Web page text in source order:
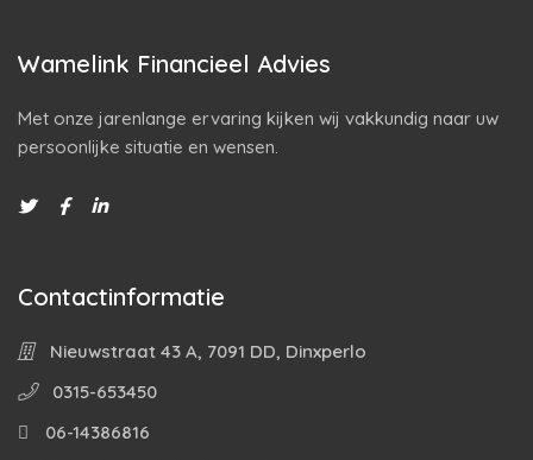
Wamelink Financieel Advies
Met onze jarenlange ervaring kijken wij vakkundig naar uw
persoonlijke situatie en wensen.
Contactinformatie
Nieuwstraat 43 A, 7091 DD, Dinxperlo
0315-653450
06-14386816